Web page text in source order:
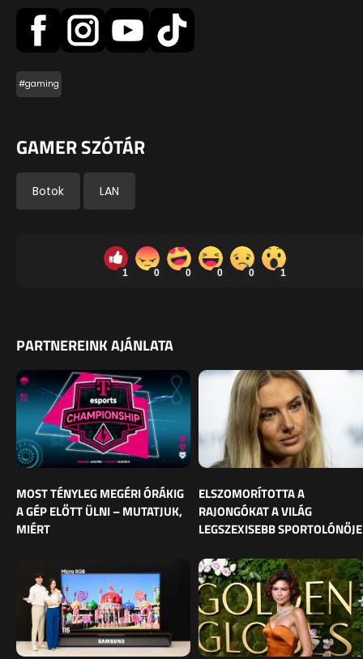
#gaming
GAMER SZÓTÁR
Botok LAN
1 0 0 0 0 1
PARTNEREINK AJÁNLATA
MOST TÉNYLEG MEGÉRI ÓRÁKIG
A GÉP ELŐTT ÜLNI – MUTATJUK,
MIÉRT
ELSZOMORÍTOTTA A
RAJONGÓKAT A VILÁG
LEGSZEXISEBB SPORTOLÓNŐJE